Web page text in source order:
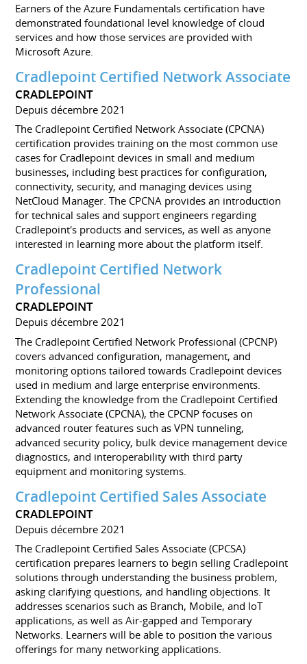
Earners of the Azure Fundamentals certification have
demonstrated foundational level knowledge of cloud
services and how those services are provided with
Microsoft Azure.
Cradlepoint Certified Network Associate
CRADLEPOINT
Depuis décembre 2021
The Cradlepoint Certified Network Associate (CPCNA)
certification provides training on the most common use
cases for Cradlepoint devices in small and medium
businesses, including best practices for configuration,
connectivity, security, and managing devices using
NetCloud Manager. The CPCNA provides an introduction
for technical sales and support engineers regarding
Cradlepoint's products and services, as well as anyone
interested in learning more about the platform itself.
Cradlepoint Certified Network
Professional
CRADLEPOINT
Depuis décembre 2021
The Cradlepoint Certified Network Professional (CPCNP)
covers advanced configuration, management, and
monitoring options tailored towards Cradlepoint devices
used in medium and large enterprise environments.
Extending the knowledge from the Cradlepoint Certified
Network Associate (CPCNA), the CPCNP focuses on
advanced router features such as VPN tunneling,
advanced security policy, bulk device management device
diagnostics, and interoperability with third party
equipment and monitoring systems.
Cradlepoint Certified Sales Associate
CRADLEPOINT
Depuis décembre 2021
The Cradlepoint Certified Sales Associate (CPCSA)
certification prepares learners to begin selling Cradlepoint
solutions through understanding the business problem,
asking clarifying questions, and handling objections. It
addresses scenarios such as Branch, Mobile, and IoT
applications, as well as Air-gapped and Temporary
Networks. Learners will be able to position the various
offerings for many networking applications.